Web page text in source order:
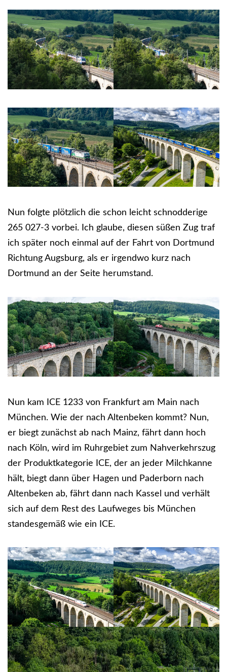
Nun folgte plötzlich die schon leicht schnodderige
265 027-3 vorbei. Ich glaube, diesen süßen Zug traf
ich später noch einmal auf der Fahrt von Dortmund
Richtung Augsburg, als er irgendwo kurz nach
Dortmund an der Seite herumstand.
Nun kam ICE 1233 von Frankfurt am Main nach
München. Wie der nach Altenbeken kommt? Nun,
er biegt zunächst ab nach Mainz, fährt dann hoch
nach Köln, wird im Ruhrgebiet zum Nahverkehrszug
der Produktkategorie ICE, der an jeder Milchkanne
hält, biegt dann über Hagen und Paderborn nach
Altenbeken ab, fährt dann nach Kassel und verhält
sich auf dem Rest des Laufweges bis München
standesgemäß wie ein ICE.